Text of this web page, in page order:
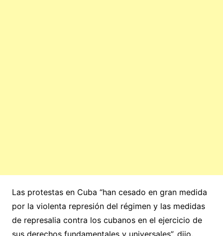
Las protestas en Cuba “han cesado en gran medida
por la violenta represión del régimen y las medidas
de represalia contra los cubanos en el ejercicio de
sus derechos fundamentales y universales”, dijo.